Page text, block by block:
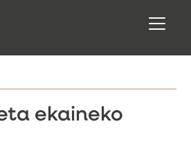
ekaineko